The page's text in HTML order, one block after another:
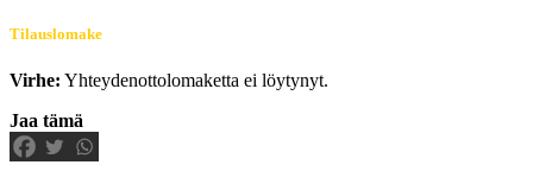
Tilauslomake
Virhe: Yhteydenottolomaketta ei löytynyt.
Jaa tämä